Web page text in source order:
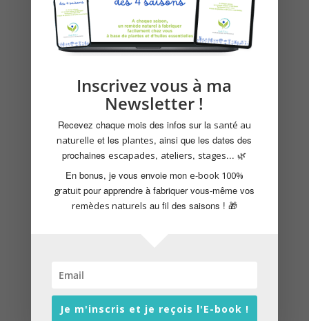
aliquam. Vestibulum pharetra purus non
augue sagittis malesuada. Morbi rhoncus, dui
eget semper interdum, diam ipsum congue
est, eget varius lacus libero vitae nisl.
suscipit, metus nunc hendrerit libero,
faucibus finibus nibh lorem nec urna. Donec
non interdum.
Titre H4
Lorem ipsum dolor sit amet, consectetur
adipiscing elit. Praesent interdum sollicitudin
eget semper interdum, diam ipsum congue
est, eget varius lacus libero vitae nisl.
Phasellus posuere, odio ac pellentesque
Inscrivez vous à ma
Newsletter !
Recevez chaque mois des infos sur la santé au
naturelle et lesplantes, ainsi que les dates des
prochainesescapades, ateliers, stages... 🌿
En bonus, je vous envoie mon e-book 100%
gratuit pour apprendre à fabriquer vous-même vos
remèdes naturels au fil des saisons ! 🎁
Je m'inscris et je reçois l'E-book !